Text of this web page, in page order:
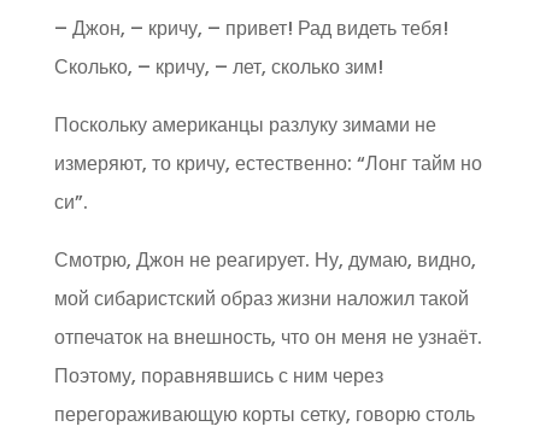
– Джон, – кричу, – привет! Рад видеть тебя!
Сколько, – кричу, – лет, сколько зим!
Поскольку американцы разлуку зимами не
измеряют, то кричу, естественно: “Лонг тайм но
си”.
Смотрю, Джон не реагирует. Ну, думаю, видно,
мой сибаристский образ жизни наложил такой
отпечаток на внешность, что он меня не узнаёт.
Поэтому, поравнявшись с ним через
перегораживающую корты сетку, говорю столь